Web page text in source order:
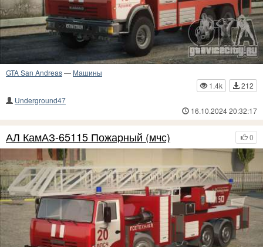
GTA San Andreas— Машины
1.4k
212
Underground47
16.10.2024 20:32:17
0
АЛ КамАЗ-65115 Пожарный (мчс)